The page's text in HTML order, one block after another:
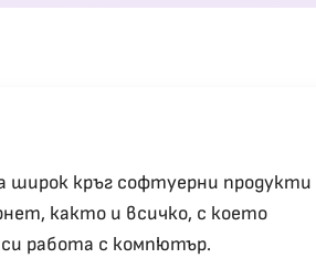
кръг софтуерни продукти
както и всичко, с което
работа с компютър.